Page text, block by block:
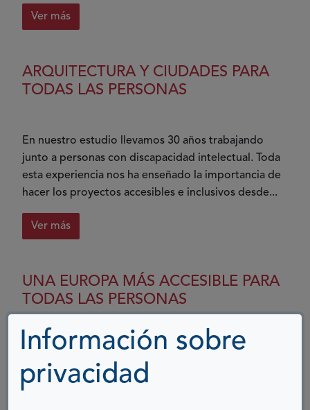
Información sobre
privacidad
centro
Ver más
sobre
accesible’,
un
especial
ARQUITECTURA Y CIUDADES PARA
TODAS LAS PERSONAS
En nuestro estudio llevamos 30 años trabajando
junto a personas con discapacidad intelectual. Toda
esta experiencia nos ha enseñado la importancia de
hacer los proyectos accesibles e inclusivos desde...
Ver más
sobre
y
ciudades
las
personas
UNA EUROPA MÁS ACCESIBLE PARA
TODAS LAS PERSONAS
01 JULIO, 2025
En Fundación ONCE creemos firmemente que la
accesibilidad no es solo un elemento adicional, sino